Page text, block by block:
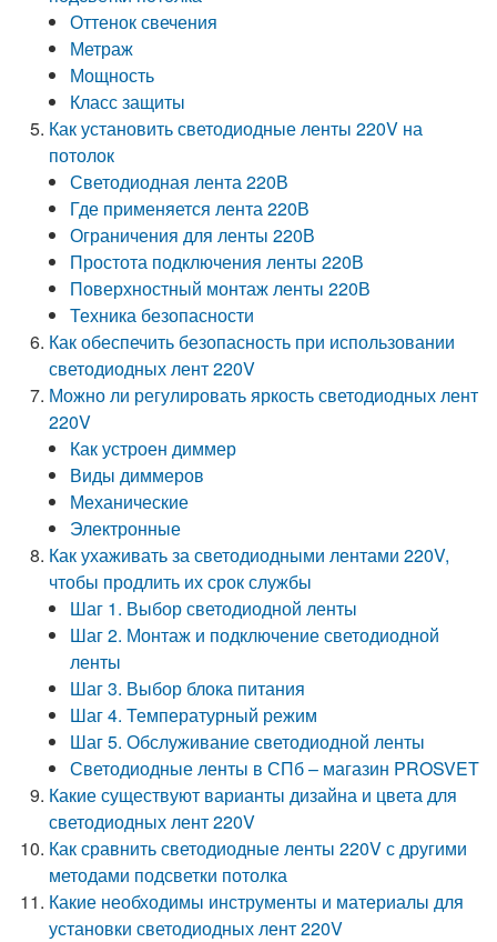
Оттенок свечения
Метраж
Мощность
Класс защиты
Как установить светодиодные ленты 220V на
потолок
Светодиодная лента 220В
Где применяется лента 220В
Ограничения для ленты 220В
Простота подключения ленты 220В
Поверхностный монтаж ленты 220В
Техника безопасности
Как обеспечить безопасность при использовании
светодиодных лент 220V
Можно ли регулировать яркость светодиодных лент
220V
Как устроен диммер
Виды диммеров
Механические
Электронные
Как ухаживать за светодиодными лентами 220V,
чтобы продлить их срок службы
Шаг 1. Выбор светодиодной ленты
Шаг 2. Монтаж и подключение светодиодной
ленты
Шаг 3. Выбор блока питания
Шаг 4. Температурный режим
Шаг 5. Обслуживание светодиодной ленты
Светодиодные ленты в СПб – магазин PROSVET
Какие существуют варианты дизайна и цвета для
светодиодных лент 220V
Как сравнить светодиодные ленты 220V с другими
методами подсветки потолка
Какие необходимы инструменты и материалы для
установки светодиодных лент 220V